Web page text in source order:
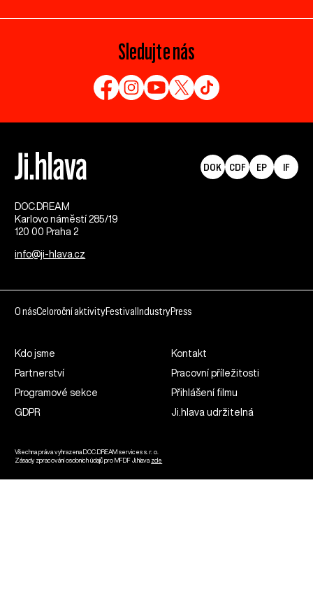
Sledujte nás
DOC.DREAM​
Karlovo náměstí 285/19
120 00 Praha 2
info@ji-hlava.cz
DOK CDF EP IF
O násCeloroční aktivityFestival IndustryPress
Kdo jsme
Kontakt
Partnerství
Pracovní příležitosti
Programové sekce
Přihlášení filmu
GDPR
Ji.hlava udržitelná
Všechna práva vyhrazena DOC.DREAM services s. r. o.
Zásady zpracování osobních údajů pro MFDF Ji.hlava zde